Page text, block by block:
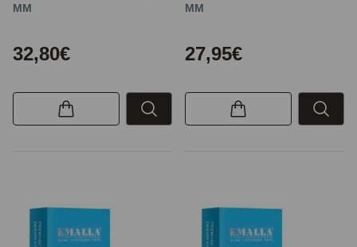
MM
32,80€
MM
27,95€